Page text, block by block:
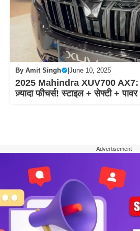
By Amit Singh June 10, 2025
2025 Mahindra XUV700
ज़्यादा फीचर्स! स्टाइल + सेफ्टी +
---Advertisement---